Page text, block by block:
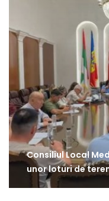
Consiliul Local
unor loturi de